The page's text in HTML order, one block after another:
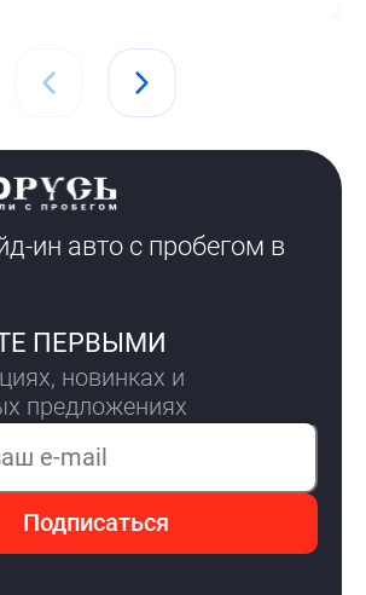
ин авто с пробегом в
ПЕРВЫМИ
новинках и
предложениях
Электронная почта
Подписаться